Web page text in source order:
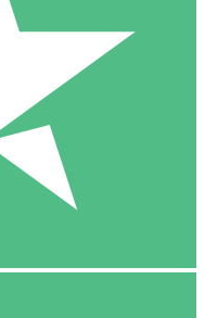
Sin compromiso